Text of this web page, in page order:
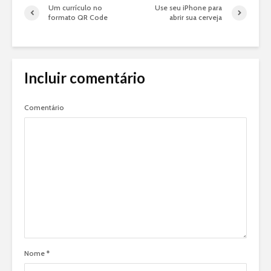
Um currículo no
formato QR Code
Use seu iPhone para
abrir sua cerveja
Incluir comentário
Comentário
Nome *